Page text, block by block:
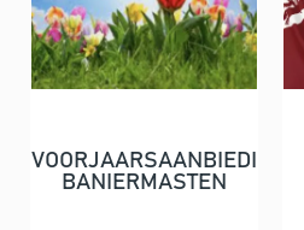
VOORJAARSAANBIEDING
BANIERMASTEN